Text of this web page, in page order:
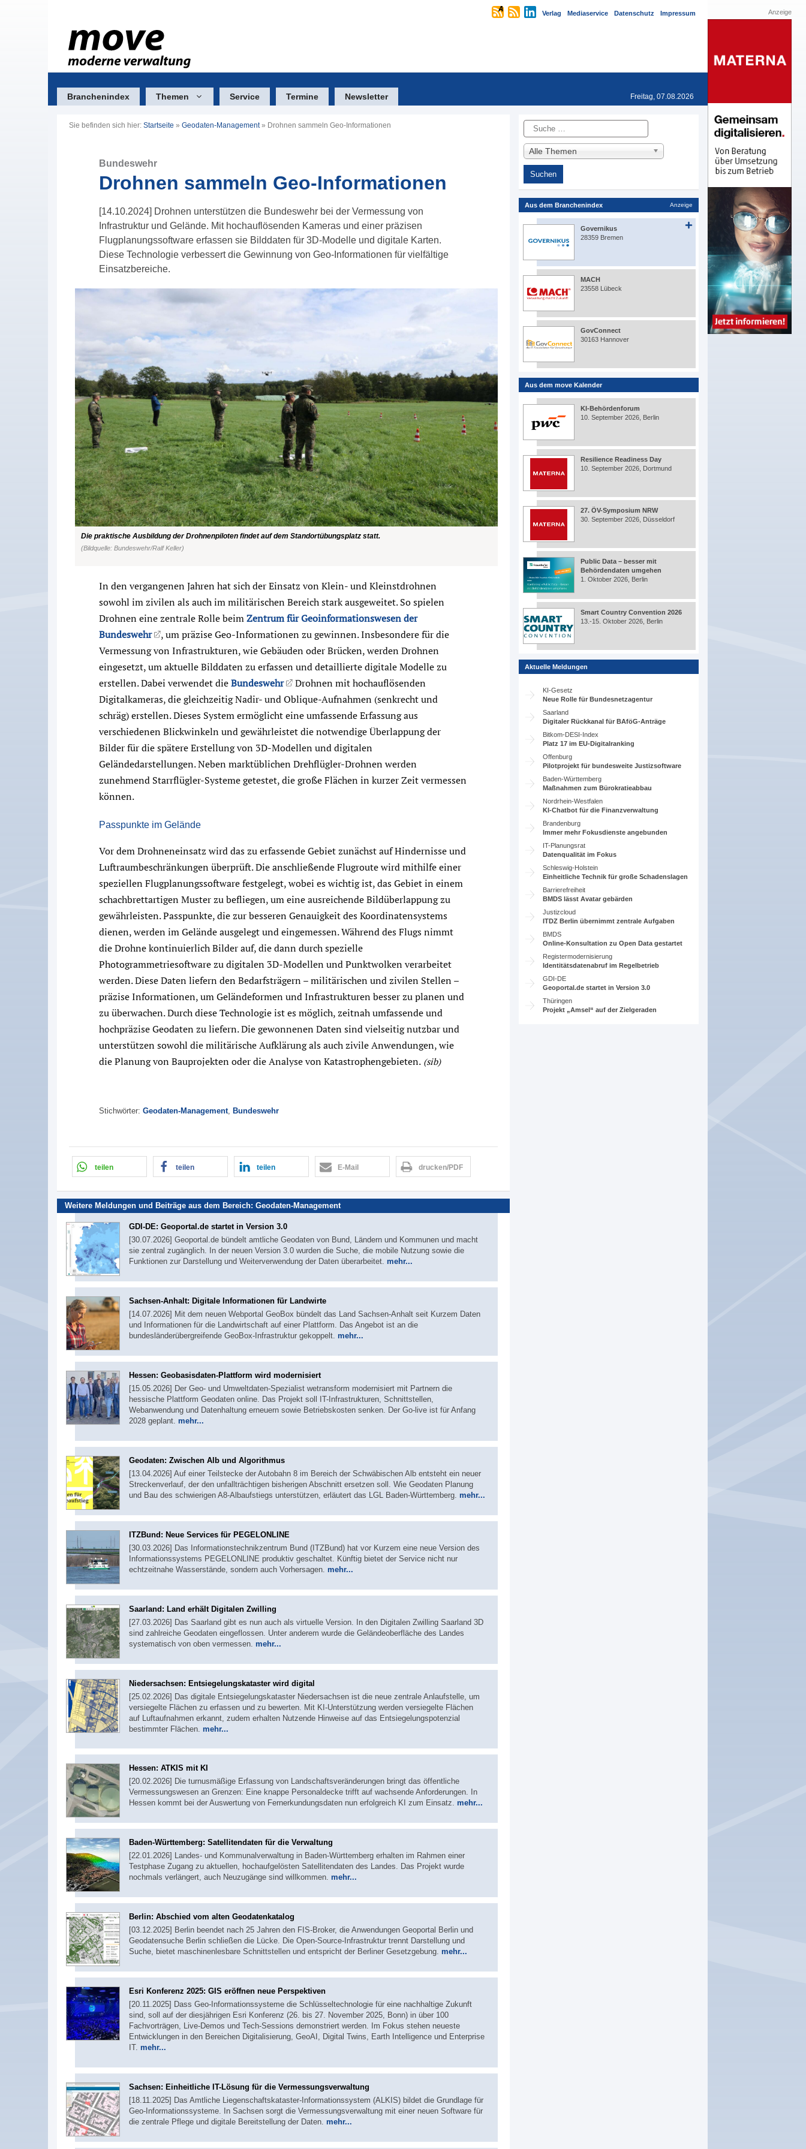
Verlag Mediaservice Datenschutz Impressum
Branchenindex Themen Service Termine Newsletter Freitag, 07.08.2026
Sie befinden sich hier: Startseite » Geodaten-Management» Drohnen sammeln Geo-Informationen
Bundeswehr
Drohnen sammeln Geo-Informationen
[14.10.2024] Drohnen unterstützen die Bundeswehr bei der Vermessung von
Infrastruktur und Gelände. Mit hochauflösenden Kameras und einer präzisen
Flugplanungssoftware erfassen sie Bilddaten für 3D-Modelle und digitale Karten.
Diese Technologie verbessert die Gewinnung von Geo-Informationen für vielfältige
Einsatzbereiche.
Die praktische Ausbildung der Drohnenpiloten findet auf dem Standortübungsplatz statt.
(Bildquelle: Bundeswehr/Ralf Keller)
In den vergangenen Jahren hat sich der Einsatz von Klein- und Kleinstdrohnen
sowohl im zivilen als auch im militärischen Bereich stark ausgeweitet. So spielen
Drohnen eine zentrale Rolle beimZentrum für Geoinformationswesen der
Bundeswehr
, um präzise Geo-Informationen zu gewinnen. Insbesondere für die
Vermessung von Infrastrukturen, wie Gebäuden oder Brücken, werden Drohnen
eingesetzt, um aktuelle Bilddaten zu erfassen und detaillierte digitale Modelle zu
erstellen. Dabei verwendet dieBundeswehr
Drohnen mit hochauflösenden
Digitalkameras, die gleichzeitig Nadir- und Oblique-Aufnahmen (senkrecht und
schräg) erstellen. Dieses System ermöglicht eine umfassende Erfassung aus
verschiedenen Blickwinkeln und gewährleistet die notwendige Überlappung der
Bilder für die spätere Erstellung von 3D-Modellen und digitalen
Geländedarstellungen. Neben marktüblichen Drehflügler-Drohnen werden
zunehmend Starrflügler-Systeme getestet, die große Flächen in kurzer Zeit vermessen
können.
Passpunkte im Gelände
Vor dem Drohneneinsatz wird das zu erfassende Gebiet zunächst auf Hindernisse und
Luftraumbeschränkungen überprüft. Die anschließende Flugroute wird mithilfe einer
speziellen Flugplanungssoftware festgelegt, wobei es wichtig ist, das Gebiet in einem
schachbrettartigen Muster zu befliegen, um eine ausreichende Bildüberlappung zu
gewährleisten. Passpunkte, die zur besseren Genauigkeit des Koordinatensystems
dienen, werden im Gelände ausgelegt und eingemessen. Während des Flugs nimmt
die Drohne kontinuierlich Bilder auf, die dann durch spezielle
Photogrammetriesoftware zu digitalen 3D-Modellen und Punktwolken verarbeitet
werden. Diese Daten liefern den Bedarfsträgern – militärischen und zivilen Stellen –
präzise Informationen, um Geländeformen und Infrastrukturen besser zu planen und
zu überwachen. Durch diese Technologie ist es möglich, zeitnah umfassende und
hochpräzise Geodaten zu liefern. Die gewonnenen Daten sind vielseitig nutzbar und
unterstützen sowohl die militärische Aufklärung als auch zivile Anwendungen, wie
die Planung von Bauprojekten oder die Analyse von Katastrophengebieten. (sib)
Stichwörter: Geodaten-Management Bundeswehr
teilen teilen teilen E-Mail drucken/PDF
Weitere Meldungen und Beiträge aus dem Bereich: Geodaten-Management
GDI-DE: Geoportal.de startet in Version 3.0
[30.07.2026] Geoportal.de bündelt amtliche Geodaten von Bund, Ländern und Kommunen und macht
sie zentral zugänglich. In der neuen Version 3.0 wurden die Suche, die mobile Nutzung sowie die
Funktionen zur Darstellung und Weiterverwendung der Daten überarbeitet. mehr...
Sachsen-Anhalt: Digitale Informationen für Landwirte
[14.07.2026] Mit dem neuen Webportal GeoBox bündelt das Land Sachsen-Anhalt seit Kurzem Daten
und Informationen für die Landwirtschaft auf einer Plattform. Das Angebot ist an die
bundesländerübergreifende GeoBox-Infrastruktur gekoppelt. mehr...
Hessen: Geobasisdaten-Plattform wird modernisiert
[15.05.2026] Der Geo- und Umweltdaten-Spezialist wetransform modernisiert mit Partnern die
hessische Plattform Geodaten online. Das Projekt soll IT-Infrastrukturen, Schnittstellen,
Webanwendung und Datenhaltung erneuern sowie Betriebskosten senken. Der Go-live ist für Anfang
2028 geplant. mehr...
Geodaten: Zwischen Alb und Algorithmus
[13.04.2026] Auf einer Teilstecke der Autobahn 8 im Bereich der Schwäbischen Alb entsteht ein neuer
Streckenverlauf, der den unfallträchtigen bisherigen Abschnitt ersetzen soll. Wie Geodaten Planung
und Bau des schwierigen A8-Albaufstiegs unterstützen, erläutert das LGL Baden-Württemberg. mehr...
ITZBund: Neue Services für PEGELONLINE
[30.03.2026] Das Informationstechnikzentrum Bund (ITZBund) hat vor Kurzem eine neue Version des
Informationssystems PEGELONLINE produktiv geschaltet. Künftig bietet der Service nicht nur
echtzeitnahe Wasserstände, sondern auch Vorhersagen. mehr...
Saarland: Land erhält Digitalen Zwilling
[27.03.2026] Das Saarland gibt es nun auch als virtuelle Version. In den Digitalen Zwilling Saarland 3D
sind zahlreiche Geodaten eingeflossen. Unter anderem wurde die Geländeoberfläche des Landes
systematisch von oben vermessen. mehr...
Niedersachsen: Entsiegelungskataster wird digital
[25.02.2026] Das digitale Entsiegelungskataster Niedersachsen ist die neue zentrale Anlaufstelle, um
versiegelte Flächen zu erfassen und zu bewerten. Mit KI-Unterstützung werden versiegelte Flächen
auf Luftaufnahmen erkannt, zudem erhalten Nutzende Hinweise auf das Entsiegelungspotenzial
bestimmter Flächen. mehr...
Hessen: ATKIS mit KI
[20.02.2026] Die turnusmäßige Erfassung von Landschaftsveränderungen bringt das öffentliche
Vermessungswesen an Grenzen: Eine knappe Personaldecke trifft auf wachsende Anforderungen. In
Hessen kommt bei der Auswertung von Fernerkundungsdaten nun erfolgreich KI zum Einsatz. mehr...
Baden-Württemberg: Satellitendaten für die Verwaltung
[22.01.2026] Landes- und Kommunalverwaltung in Baden-Württemberg erhalten im Rahmen einer
Testphase Zugang zu aktuellen, hochaufgelösten Satellitendaten des Landes. Das Projekt wurde
nochmals verlängert, auch Neuzugänge sind willkommen. mehr...
Berlin: Abschied vom alten Geodatenkatalog
[03.12.2025] Berlin beendet nach 25 Jahren den FIS‑Broker, die Anwendungen Geoportal Berlin und
Geodatensuche Berlin schließen die Lücke. Die Open‑Source‑Infrastruktur trennt Darstellung und
Suche, bietet maschinenlesbare Schnittstellen und entspricht der Berliner Gesetzgebung. mehr...
Esri Konferenz 2025: GIS eröffnen neue Perspektiven
[20.11.2025] Dass Geo-Informationssysteme die Schlüsseltechnologie für eine nachhaltige Zukunft
sind, soll auf der diesjährigen Esri Konferenz (26. bis 27. November 2025, Bonn) in über 100
Fachvorträgen, Live-Demos und Tech-Sessions demonstriert werden. Im Fokus stehen neueste
Entwicklungen in den Bereichen Digitalisierung, GeoAI, Digital Twins, Earth Intelligence und Enterprise
IT. mehr...
Sachsen: Einheitliche IT-Lösung für die Vermessungsverwaltung
[18.11.2025] Das Amtliche Liegenschaftskataster-Informationssystem (ALKIS) bildet die Grundlage für
Geo-Informationssysteme. In Sachsen sorgt die Vermessungsverwaltung mit einer neuen Software für
die zentrale Pflege und digitale Bereitstellung der Daten. mehr...
Suche
Alle Themen
Aus dem Branchenindex Anzeige
Governikus
28359 Bremen
MACH
23558 Lübeck
GovConnect
30163 Hannover
Aus dem move Kalender
KI-Behördenforum
10. September 2026, Berlin
Resilience Readiness Day
10. September 2026, Dortmund
27. ÖV-Symposium NRW
30. September 2026, Düsseldorf
Public Data – besser mit
Behördendaten umgehen
1. Oktober 2026, Berlin
Smart Country Convention 2026
13.-15. Oktober 2026, Berlin
Aktuelle Meldungen
KI-Gesetz
Neue Rolle für Bundesnetzagentur
Saarland
Digitaler Rückkanal für BAföG-Anträge
Bitkom-DESI-Index
Platz 17 im EU-Digitalranking
Offenburg
Pilotprojekt für bundesweite Justizsoftware
Baden-Württemberg
Maßnahmen zum Bürokratieabbau
Nordrhein-Westfalen
KI-Chatbot für die Finanzverwaltung
Brandenburg
Immer mehr Fokusdienste angebunden
IT-Planungsrat
Datenqualität im Fokus
Schleswig-Holstein
Einheitliche Technik für große Schadenslagen
Barrierefreiheit
BMDS lässt Avatar gebärden
Justizcloud
ITDZ Berlin übernimmt zentrale Aufgaben
BMDS
Online-Konsultation zu Open Data gestartet
Registermodernisierung
Identitätsdatenabruf im Regelbetrieb
GDI-DE
Geoportal.de startet in Version 3.0
Thüringen
Projekt „Amsel“ auf der Zielgeraden
Anzeige